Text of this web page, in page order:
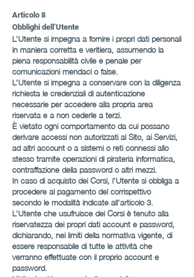
Articolo 8
Obblighi dell’Utente
L’Utente si impegna a fornire i propri dati personali
in maniera corretta e veritiera, assumendo la
piena responsabilità civile e penale per
comunicazioni mendaci o false.
L’Utente si impegna a conservare con la diligenza
richiesta le credenziali di autenticazione
necessarie per accedere alla propria area
riservata e a non cederle a terzi.
È vietato ogni comportamento da cui possano
derivare accessi non autorizzati al Sito, ai Servizi,
ad altri account o a sistemi o reti connessi allo
stesso tramite operazioni di pirateria informatica,
contraffazione della password o altri mezzi.
In caso di acquisto dei Corsi, l’Utente si obbliga a
procedere al pagamento del corrispettivo
secondo le modalità indicate all’articolo 3.
L’Utente che usufruisce dei Corsi è tenuto alla
riservatezza dei propri dati account e password,
dichiarando, nei limiti della normativa vigente, di
essere responsabile di tutte le attività che
verranno effettuate con il proprio account e
password.